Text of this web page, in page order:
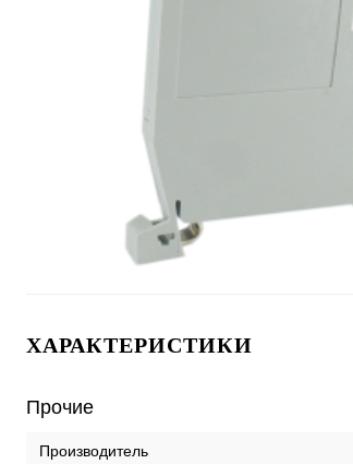
ХАРАКТЕРИСТИКИ
Прочие
Производитель